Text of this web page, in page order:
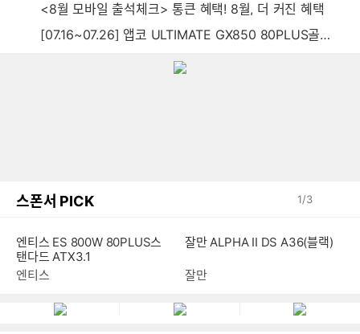
<8월 모바일 출석체크> 통큰 혜택! 8월, 더 커진 혜택
[07.16~07.26] 앱코 ULTIMATE GX850 80PLUS골드 풀모듈러 ATX3.0 블랙
스폰서 PICK 1/3
엔티스 ES 800W 80PLUS스
탠다드 ATX3.1